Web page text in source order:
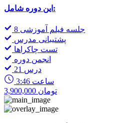
این دوره شامل:
8 جلسه فیلم آموزشی
پشتیبانی مدرس
تست چاکراها
انجمن دوره
21 درس
3:46 ساعت
3,900,000 تومان